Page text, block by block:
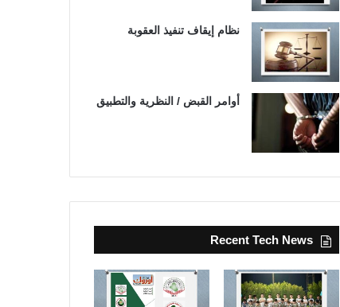
نظام إيقاف تنفيذ العقوبة
أوامر القبض / النظرية والتطبيق
Recent Tech News